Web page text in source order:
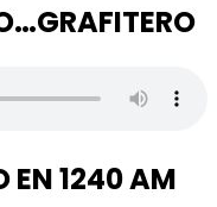
EN 1240 AM